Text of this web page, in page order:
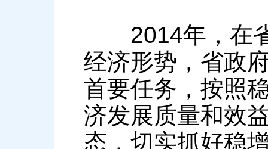
2014年，在省
经济形势，省政
首要任务，按照
济发展质量和效
态，切实抓好稳